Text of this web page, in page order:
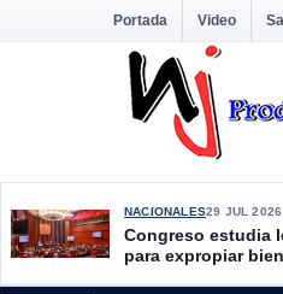
Portada Video
NACIONALES29 JUL 2026
Congreso estudia
para expropiar